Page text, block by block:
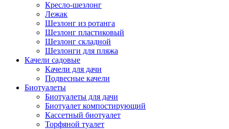
Кресло-шезлонг
Лежак
Шезлонг из ротанга
Шезлонг пластиковый
Шезлонг складной
Шезлонги для пляжа
Качели садовые
Качели для дачи
Подвесные качели
Биотуалеты
Биотуалеты для дачи
Биотуалет компостирующий
Кассетный биотуалет
Торфяной туалет